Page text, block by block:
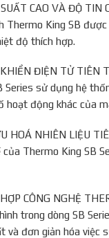
CAO VÀ ĐỘ TIN
Thermo King SB
độ thích hợp.
ĐIỆN TỬ TIÊN
Series sử dụng hệ
hoạt động khác của
HOÁ NHIÊN LIỆU
của Thermo King SB
CÔNG NGHỆ
trong dòng SB
và đơn giản hóa việc